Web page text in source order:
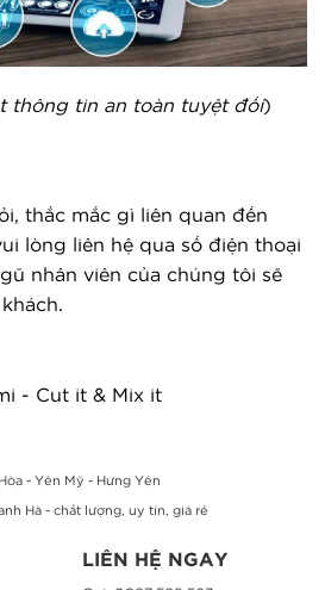
thông tin an toàn tuyệt đối)
thắc mắc gì liên quan đến
lòng liên hệ qua số điện thoại
nhân viên của chúng tôi sẽ
- Yên Mỹ - Hưng Yên
Hà - chất lượng, uy tín, giá rẻ
LIÊN HỆ NGAY